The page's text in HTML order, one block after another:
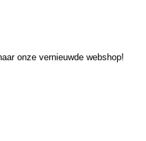
onze vernieuwde webshop!